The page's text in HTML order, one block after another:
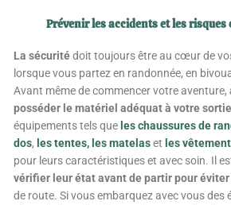
Prévenir les accidents et les risques
La sécuritédoit toujours être au cœur de
lorsque vous partez en randonnée, en
Avant même de commencer votre aventure,
posséder le matériel adéquat à votre
équipements tels que les chaussures de
dos, les tentes, les matelaset les
pour leurs caractéristiques et avec soin. Il
vérifier leur état avant de partir pour
de route. Si vous embarquez avec vous des